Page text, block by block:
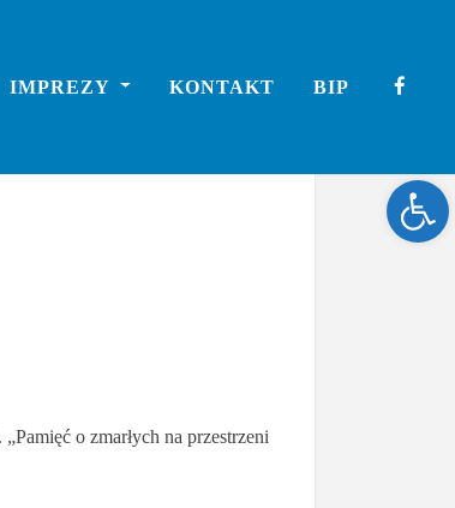
IMPREZY KONTAKT BIP
o zmarłych na przestrzeni